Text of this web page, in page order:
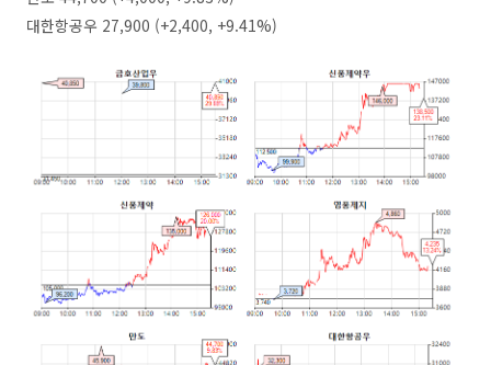
대한항공우 27,900 (+2,400, +9.41%)